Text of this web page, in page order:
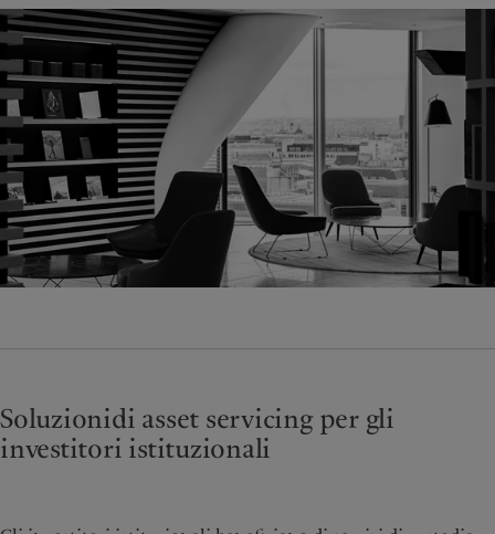
Soluzionidi asset servicing per gli
investitori istituzionali